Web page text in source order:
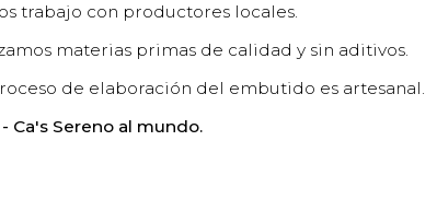
trabajo con productores locales.
materias primas de calidad y sin aditivos.
de elaboración del embutido es artesanal.
Ca's Sereno al mundo.